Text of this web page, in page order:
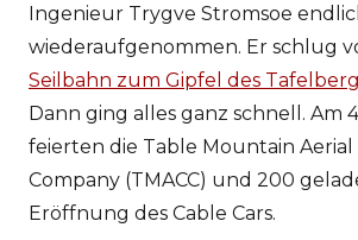
Ingenieur Trygve Stromsoe
wiederaufgenommen. Er schlug
Seilbahn zum Gipfel des
Dann ging alles ganz schnell. Am
feierten die Table Mountain Aerial
Company (TMACC) und 200
Eröffnung des Cable Cars.